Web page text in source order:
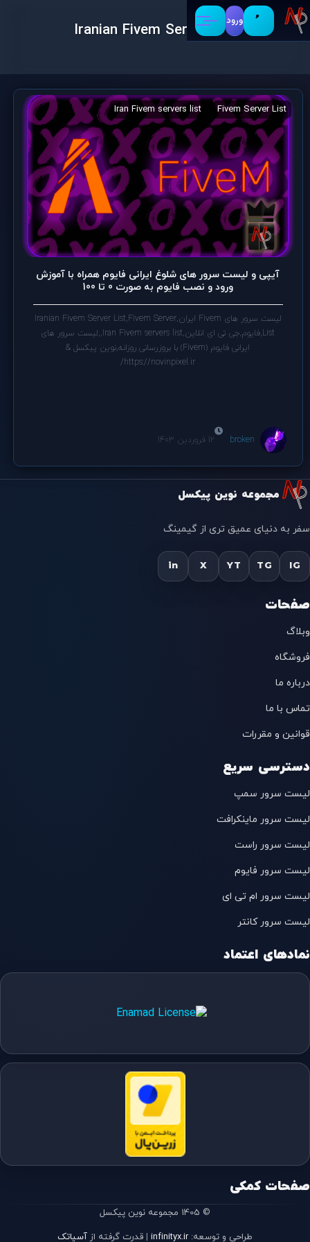
ورود
Iranian Fivem Server List
Fivem Server List
Iran Fivem servers list
Iranian Fivem Server List
آیپی و لیست سرور های شلوغ ایرانی فایوم همراه با آموزش
ورود و نصب فایوم به صورت 0 تا 100
لیست سرور های Fivem ایران,Iranian Fivem Server List,Fivem Server
List,فایوم,جی تی ای انلاین,Iran Fivem servers list,,لیست سرور های
ایرانی فایوم (Fivem) با بروزرسانی روزانه,نوین پیکسل &
https://novinpixel.ir/
broken 12 فروردین 1403
مجموعه نوین پیکسل
سفر به دنیای عمیق تری از گیمینگ
IG
TG
YT
X
in
صفحات
وبلاگ
فروشگاه
درباره ما
تماس با ما
قوانین و مقررات
دسترسی سریع
لیست سرور سمپ
لیست سرور ماینکرافت
لیست سرور راست
لیست سرور فایوم
لیست سرور ام تی ای
لیست سرور کانتر
نمادهای اعتماد
صفحات کمکی
© 1405 مجموعه نوین پیکسل
طراحی و توسعه:infinityx.ir قدرت گرفته از آسیاتک